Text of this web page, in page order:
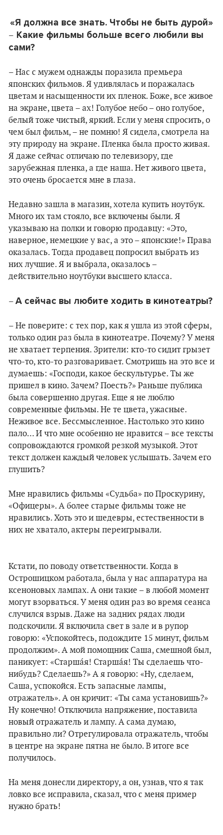
«Я должна все знать. Чтобы не быть дурой»
– Какие фильмы больше всего любили вы
сами?
– Нас с мужем однажды поразила премьера
японских фильмов. Я удивлялась и поражалась
цветам и насыщенности их пленок. Боже, все живое
на экране, цвета – ах! Голубое небо – оно голубое,
белый тоже чистый, яркий. Если у меня спросить, о
чем был фильм, – не помню! Я сидела, смотрела на
эту природу на экране. Пленка была просто живая.
Я даже сейчас отличаю по телевизору, где
зарубежная пленка, а где наша. Нет живого цвета,
это очень бросается мне в глаза.
Недавно зашла в магазин, хотела купить ноутбук.
Много их там стояло, все включены были. Я
указываю на полки и говорю продавцу: «Это,
наверное, немецкие у вас, а это – японские!» Права
оказалась. Тогда продавец попросил выбрать из
них лучшие. Я и выбрала, оказалось –
действительно ноутбуки высшего класса.
– А сейчас вы любите ходить в кинотеатры?
– Не поверите: с тех пор, как я ушла из этой сферы,
только один раз была в кинотеатре. Почему? У меня
не хватает терпения. Зрители: кто-то сидит грызет
что-то, кто-то разговаривает. Смотришь на это все и
думаешь: «Господи, какое бескультурье. Ты же
пришел в кино. Зачем? Поесть?» Раньше публика
была совершенно другая. Еще я не люблю
современные фильмы. Не те цвета, ужасные.
Неживое все. Бессмысленное. Настолько это кино
пало… И что мне особенно не нравится – все тексты
сопровождаются громкой резкой музыкой. Этот
текст должен каждый человек услышать. Зачем его
глушить?
Мне нравились фильмы «Судьба» по Проскурину,
«Офицеры». А более старые фильмы тоже не
нравились. Хоть это и шедевры, естественности в
них не хватало, актеры переигрывали.
Кстати, по поводу ответственности. Когда в
Острошицком работала, была у нас аппаратура на
ксеноновых лампах. А они такие – в любой момент
могут взорваться. У меня один раз во время сеанса
случился взрыв. Даже на задних рядах люди
подскочили. Я включила свет в зале и в рупор
говорю: «Успокойтесь, подождите 15 минут, фильм
продолжим». А мой помощник Саша, смешной был,
паникует: «Старшáя! Старшáя! Ты сделаешь что-
нибудь? Сделаешь?» А я говорю: «Ну, сделаем,
Саша, успокойся. Есть запасные лампы,
отражатель». А он кричит: «Ты сама установишь?»
Ну конечно! Отключила напряжение, поставила
новый отражатель и лампу. А сама думаю,
правильно ли? Отрегулировала отражатель, чтобы
в центре на экране пятна не было. В итоге все
получилось.
На меня донесли директору, а он, узнав, что я так
ловко все исправила, сказал, что с меня пример
нужно брать!